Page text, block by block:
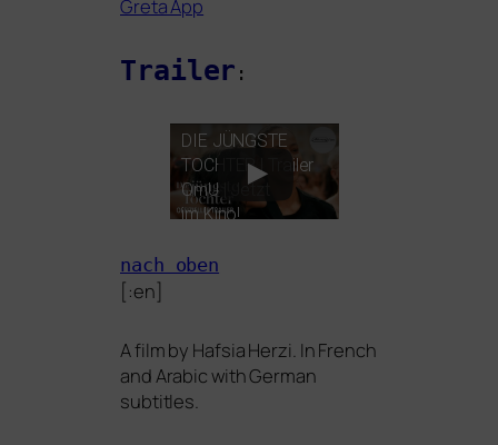
Greta App
Trailer :
DIE JÜNGSTE
TOCHTER| Trailer
OmU | Jetzt
im Kino!
nach oben
[:en]
A film by Hafsia Herzi. In French
and Arabic with German
subtitles.